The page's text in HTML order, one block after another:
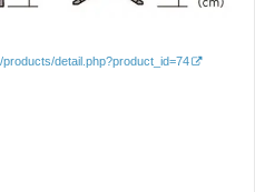
detail.php?product_id=74